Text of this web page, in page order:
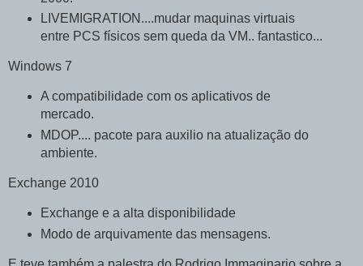
LIVEMIGRATION....mudar maquinas virtuais
entre PCS físicos sem queda da VM.. fantastico...
Windows 7
A compatibilidade com os aplicativos de
mercado.
MDOP.... pacote para auxilio na atualização do
ambiente.
Exchange 2010
Exchange e a alta disponibilidade
Modo de arquivamente das mensagens.